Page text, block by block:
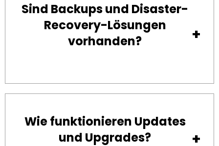
Sind Backups und Disaster-
Recovery-Lösungen
vorhanden?
Wie funktionieren Updates
und Upgrades?